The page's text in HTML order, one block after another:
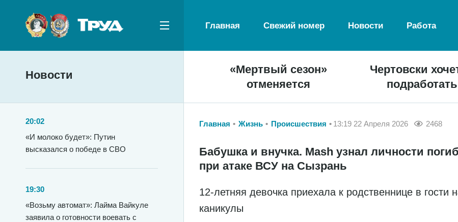
Главная Свежий номер Новости Работа
Новости
«Мертвый сезон»
отменяется
Чертовски
подработать
20:02
«И молоко будет»: Путин
высказался о победе в СВО
19:30
«Возьму автомат»: Лайма Вайкуле
заявила о готовности воевать с
Главная Жизнь Происшествия 13:19 22 Апреля 2026 2468
Бабушка и внучка. Mash узнал личности
при атаке ВСУ на Сызрань
12-летняя девочка приехала к родственнице в гости
каникулы